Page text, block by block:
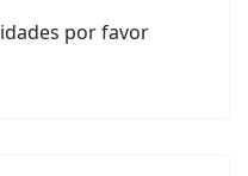
por favor